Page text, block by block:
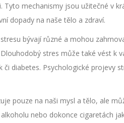
Tyto mechanismy jsou užitečné v
dopady na naše tělo a zdraví.
bývají různé a mohou
stres může také vést k
či diabetes. Psychologické projevy
pouze na naši mysl a tělo, ale
nebo dokonce cigaretách